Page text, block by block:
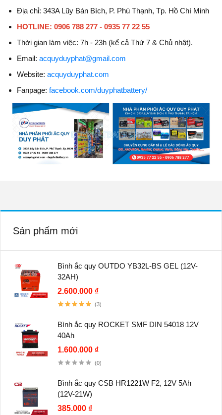
Sản phẩm mới
Bình ắc quy OUTDO YB32L-BS GEL (12V-
32AH)
2.600.000 ₫
(3)
Bình ắc quy ROCKET SMF DIN 54018 12V
40Ah
1.600.000 ₫
(0)
Bình ắc quy CSB HR1221W F2, 12V 5Ah
(12V-21W)
385.000 ₫
Địa chỉ: 343A Lũy Bán Bích, P. Phú Thạnh, Tp. Hồ Chí Minh
HOTLINE: 0906 788 277 - 0935 77 22 55
Thời gian làm việc: 7h - 23h (kể cả Thứ 7 & Chủ nhật).
Email: acquyduyphat@gmail.com
Website: acquyduyphat.com
Fanpage: facebook.com/duyphatbattery/